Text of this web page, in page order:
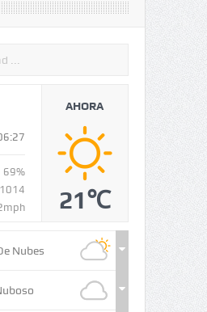
69%
1014
AHORA
21℃
Nubes